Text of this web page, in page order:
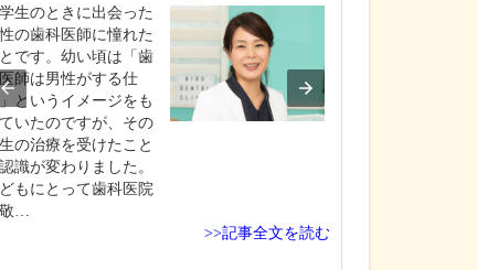
生のときに出会った
の歯科医師に憧れた
です。幼い頃は「歯
師は男性がする仕
というイメージをも
いたのですが、その
の治療を受けたこと
識が変わりました。
もにとって歯科医院
…
>>記事全文を読む